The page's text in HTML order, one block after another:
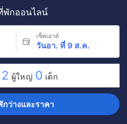
พักออนไลน์
เช็คเอาต์
วันอา. ที่ 9 ส.ค.
2 ผู้ใหญ่ 0 เด็ก
กว่างและราคา